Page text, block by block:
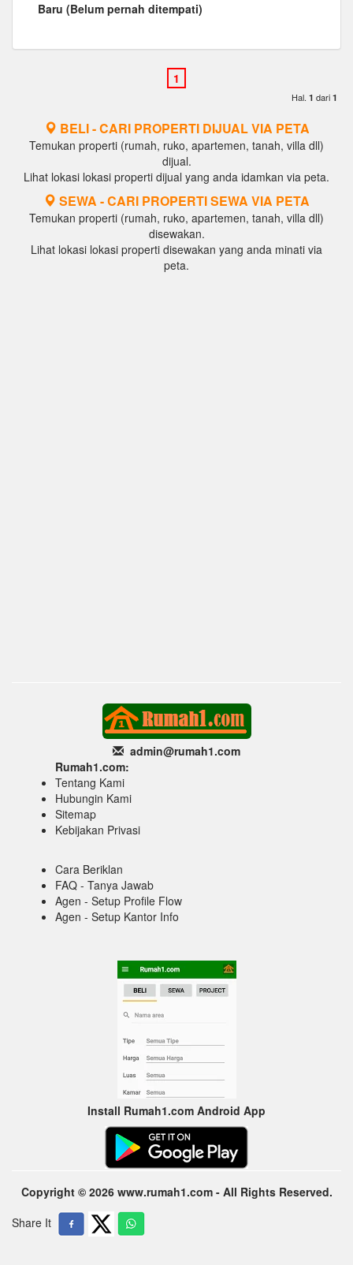
Baru (Belum pernah ditempati)
Hal. 1 dari 1
BELI - CARI PROPERTI DIJUAL VIA PETA
Temukan properti (rumah, ruko, apartemen, tanah, villa dll)
dijual.
Lihat lokasi lokasi properti dijual yang anda idamkan via peta.
SEWA - CARI PROPERTI SEWA VIA PETA
Temukan properti (rumah, ruko, apartemen, tanah, villa dll)
disewakan.
Lihat lokasi lokasi properti disewakan yang anda minati via
peta.
admin@rumah1.com
Rumah1.com:
Tentang Kami
Hubungin Kami
Sitemap
Kebijakan Privasi
Cara Beriklan
FAQ - Tanya Jawab
Agen - Setup Profile Flow
Agen - Setup Kantor Info
Install Rumah1.com Android App
Copyright © 2026 www.rumah1.com - All Rights Reserved.
Share It